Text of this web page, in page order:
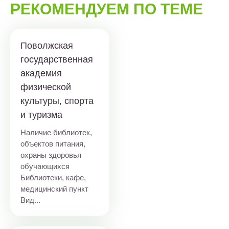
РЕКОМЕНДУЕМ ПО ТЕМЕ
Поволжская
государственная
академия
физической
культуры, спорта
и туризма
Наличие библиотек,
объектов питания,
охраны здоровья
обучающихся
Библиотеки, кафе,
медицинский пункт
Вид...